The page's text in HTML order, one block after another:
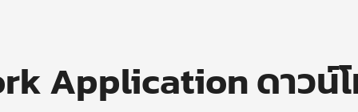
Application ดาวน์